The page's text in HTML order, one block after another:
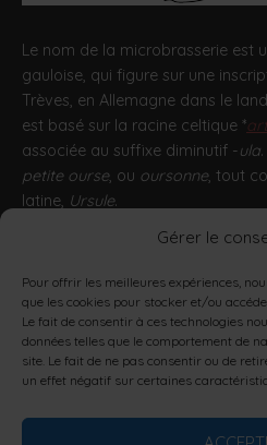
Gérer le
Pour offrir les meilleures expériences,
que les cookies pour stocker et/ou
Le fait de consentir à ces technologies
données telles que le comportement de
site. Le fait de ne pas consentir ou de
un effet négatif sur certaines
Le nom de la microbrasserie est
gauloise, qui figure sur une
Trèves, en Allemagne dans le
est basé sur la racine celtique *
associée au suffixe diminutif -ula
petite ourse, ou oursonne, tout
latine, Ursule.
http://encyclopedie.arbre-
L’ABUS D’ALCOOL EST
CONSOMMER
LA CONSOMMATION
DÉCONSEILLÉE AUX
EST